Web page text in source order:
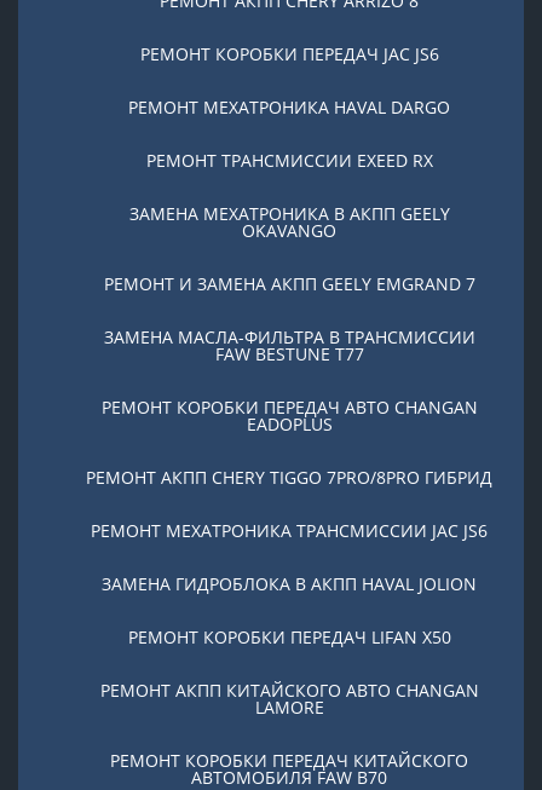
РЕМОНТ КОРОБКИ ПЕРЕДАЧ JAC JS6
РЕМОНТ МЕХАТРОНИКА HAVAL DARGO
РЕМОНТ ТРАНСМИССИИ EXEED RX
ЗАМЕНА МЕХАТРОНИКА В АКПП GEELY
OKAVANGO
РЕМОНТ И ЗАМЕНА АКПП GEELY EMGRAND 7
ЗАМЕНА МАСЛА-ФИЛЬТРА В ТРАНСМИССИИ
FAW BESTUNE T77
РЕМОНТ КОРОБКИ ПЕРЕДАЧ АВТО CHANGAN
EADOPLUS
РЕМОНТ АКПП CHERY TIGGO 7PRO/8PRO ГИБРИД
РЕМОНТ МЕХАТРОНИКА ТРАНСМИССИИ JAC JS6
ЗАМЕНА ГИДРОБЛОКА В АКПП HAVAL JOLION
РЕМОНТ КОРОБКИ ПЕРЕДАЧ LIFAN X50
РЕМОНТ АКПП КИТАЙСКОГО АВТО CHANGAN
LAMORE
РЕМОНТ КОРОБКИ ПЕРЕДАЧ КИТАЙСКОГО
АВТОМОБИЛЯ FAW B70